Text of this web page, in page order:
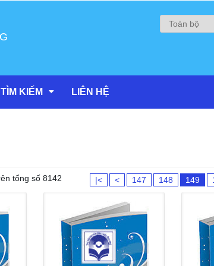
TÌM KIẾM LIÊN HỆ
tổng số 8142 |< < 147 148 149